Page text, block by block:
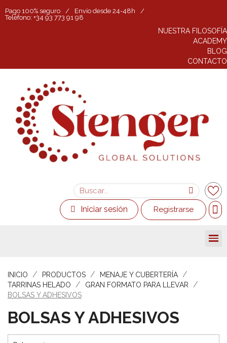
Pago 100% seguro / Envío desde 24-48h
/
Teléfono: +34 93 773 91 98
NUESTRA FILOSOFÍA
ACADEMY
BLOG
CONTACTO
Iniciar sesión Registrarse
INICIO PRODUCTOS
MENAJE Y CUBERTERÍA
TARRINAS HELADO
GRAN FORMATO PARA LLEVAR
BOLSAS Y ADHESIVOS
BOLSAS Y ADHESIVOS